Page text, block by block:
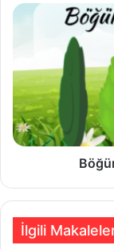
Böğürtlen
Masalı
İlgili